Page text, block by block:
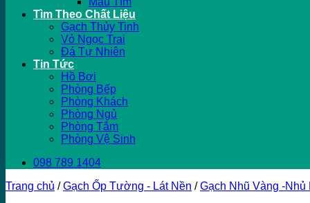
Tìm Theo Chất Liệu
Gạch Thủy Tinh
Vỏ Ngọc Trai
Đá Tự Nhiên
Tin Tức
Hồ Bơi
Phòng Bếp
Phòng Khách
Phòng Ngủ
Phòng Tắm
Phòng Vệ Sinh
098 789 1404
Trang chủ / Gạch Ốp Tường - Lát Nền / Gạch Nhũ Vàng -